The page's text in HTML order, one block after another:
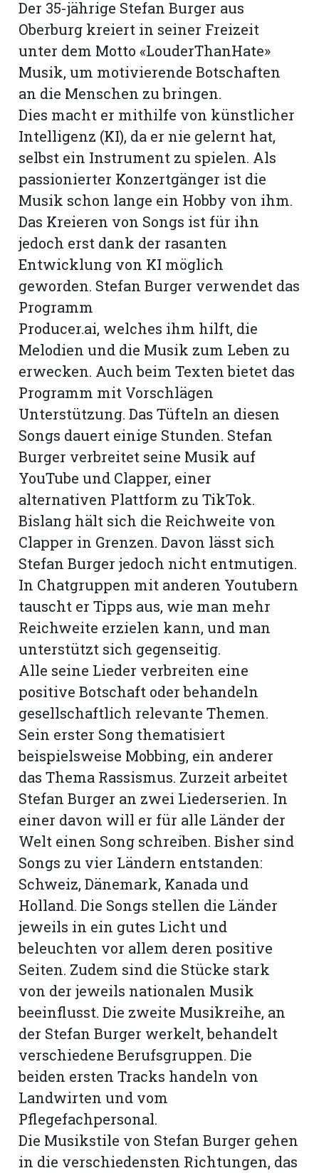
Der 35-jährige Stefan Burger aus
Oberburg kreiert in seiner Freizeit
unter dem Motto «LouderThanHate»
Musik, um motivierende Botschaften
an die Menschen zu bringen.
Dies macht er mithilfe von künstlicher
Intelligenz (KI), da er nie gelernt hat,
selbst ein Instrument zu spielen. Als
passionierter Konzertgänger ist die
Musik schon lange ein Hobby von ihm.
Das Kreieren von Songs ist für ihn
jedoch erst dank der rasanten
Entwicklung von KI möglich
geworden. Stefan Burger verwendet das
Programm
Producer.ai, welches ihm hilft, die
Melodien und die Musik zum Leben zu
erwecken. Auch beim Texten bietet das
Programm mit Vorschlägen
Unterstützung. Das Tüfteln an diesen
Songs dauert einige Stunden. Stefan
Burger verbreitet seine Musik auf
YouTube und Clapper, einer
alternativen Plattform zu TikTok.
Bislang hält sich die Reichweite von
Clapper in Grenzen. Davon lässt sich
Stefan Burger jedoch nicht entmutigen.
In Chatgruppen mit anderen Youtubern
tauscht er Tipps aus, wie man mehr
Reichweite erzielen kann, und man
unterstützt sich gegenseitig.
Alle seine Lieder verbreiten eine
positive Botschaft oder behandeln
gesellschaftlich relevante Themen.
Sein erster Song thematisiert
beispielsweise Mobbing, ein anderer
das Thema Rassismus. Zurzeit arbeitet
Stefan Burger an zwei Liederserien. In
einer davon will er für alle Länder der
Welt einen Song schreiben. Bisher sind
Songs zu vier Ländern entstanden:
Schweiz, Dänemark, Kanada und
Holland. Die Songs stellen die Länder
jeweils in ein gutes Licht und
beleuchten vor allem deren positive
Seiten. Zudem sind die Stücke stark
von der jeweils nationalen Musik
beeinflusst. Die zweite Musikreihe, an
der Stefan Burger werkelt, behandelt
verschiedene Berufsgruppen. Die
beiden ersten Tracks handeln von
Landwirten und vom
Pflegefachpersonal.
Die Musikstile von Stefan Burger gehen
in die verschiedensten Richtungen, das